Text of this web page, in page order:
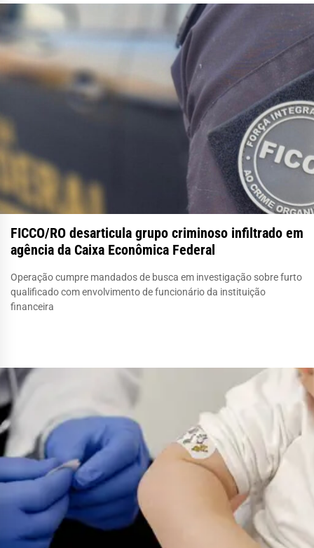
FICCO/RO desarticula grupo criminoso infiltrado em
agência da Caixa Econômica Federal
Operação cumpre mandados de busca em investigação sobre furto
qualificado com envolvimento de funcionário da instituição
financeira